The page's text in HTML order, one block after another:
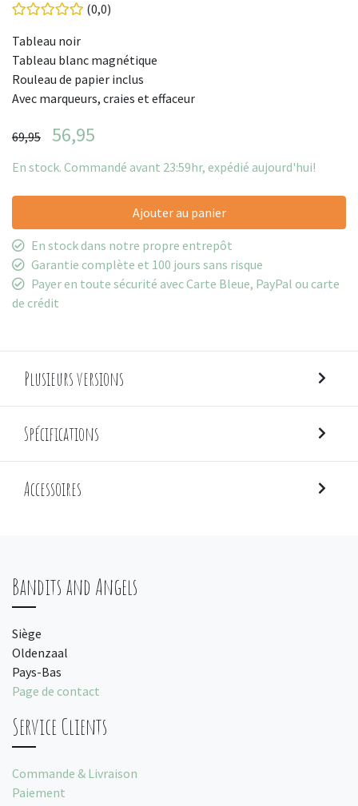
(0,0)
Tableau noir
Tableau blanc magnétique
Rouleau de papier inclus
Avec marqueurs, craies et effaceur
69,95 56,95
En stock. Commandé avant 23:59hr, expédié aujourd'hui!
Ajouter au panier
En stock dans notre propre entrepôt
Garantie complète et 100 jours sans risque
Payer en toute sécurité avec Carte Bleue, PayPal ou carte
de crédit
Plusieurs versions
Spécifications
Accessoires
Bandits and Angels
Siège
Oldenzaal
Pays-Bas
Page de contact
Service Clients
Commande & Livraison
Paiement